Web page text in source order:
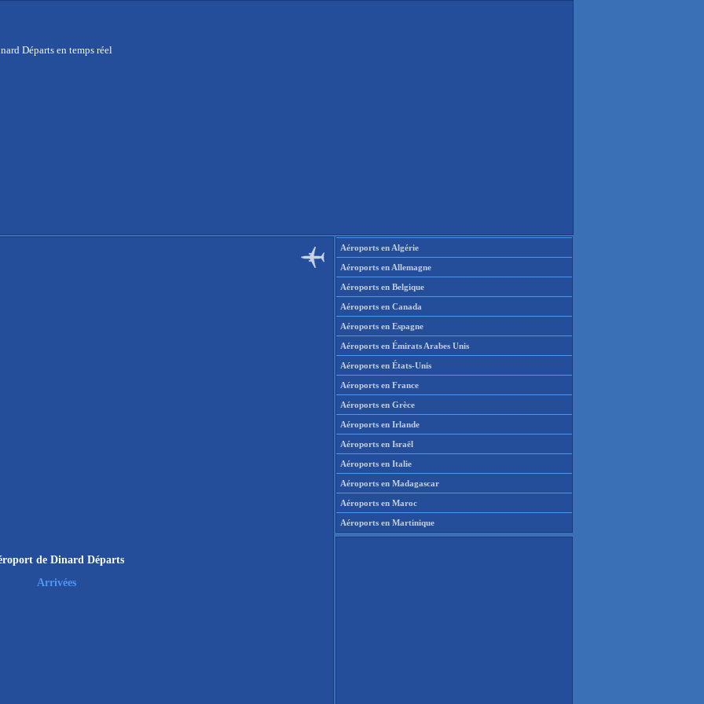
Départs en temps réel
de Dinard Départs
Arrivées
Aéroports en Algérie
Aéroports en Allemagne
Aéroports en Belgique
Aéroports en Canada
Aéroports en Espagne
Aéroports en Émirats Arabes Unis
Aéroports en États-Unis
Aéroports en France
Aéroports en Grèce
Aéroports en Irlande
Aéroports en Israël
Aéroports en Italie
Aéroports en Madagascar
Aéroports en Maroc
Aéroports en Martinique